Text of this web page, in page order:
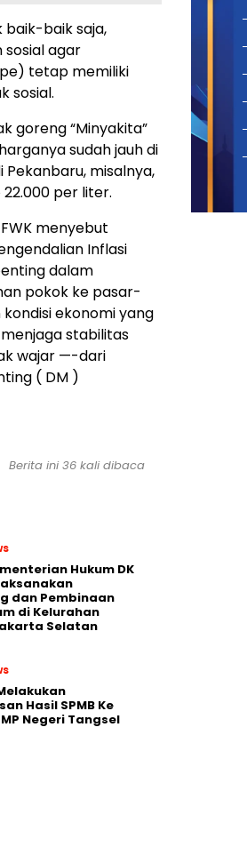
baik-baik saja,
agar
tetap memiliki
sosial.
goreng “Minyakita”
sudah jauh di
Pekanbaru, misalnya,
per liter.
menyebut
Inflasi
dalam
pokok ke pasar-
ekonomi yang
stabilitas
wajar —-dari
( DM )
Berita ini 36 kali dibaca
Hukum DK
dan Pembinaan
di Kelurahan
Selatan
Hasil SPMB Ke
Negeri Tangsel